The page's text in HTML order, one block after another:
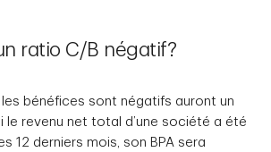
ratio C/B négatif?
bénéfices sont négatifs auront un
le revenu net total d’une société a été
12 derniers mois, son BPA sera